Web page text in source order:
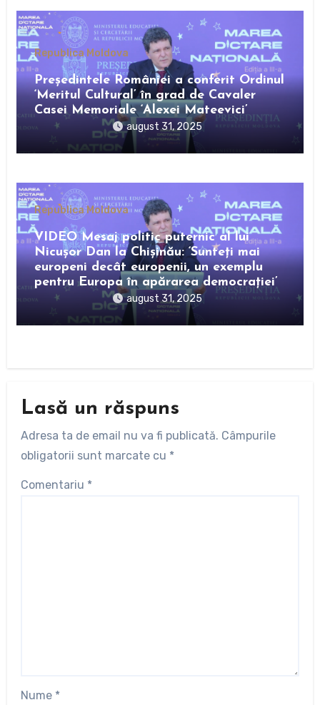
Republica Moldova
Preşedintele României a conferit Ordinul
‘Meritul Cultural’ în grad de Cavaler
Casei Memoriale ‘Alexei Mateevici’
august 31, 2025
Republica Moldova
VIDEO Mesaj politic puternic al lui
Nicușor Dan la Chișinău: ‘Sunteți mai
europeni decât europenii, un exemplu
pentru Europa în apărarea democrației’
august 31, 2025
Lasă un răspuns
Adresa ta de email nu va fi publicată. Câmpurile
obligatorii sunt marcate cu *
Comentariu *
Nume *